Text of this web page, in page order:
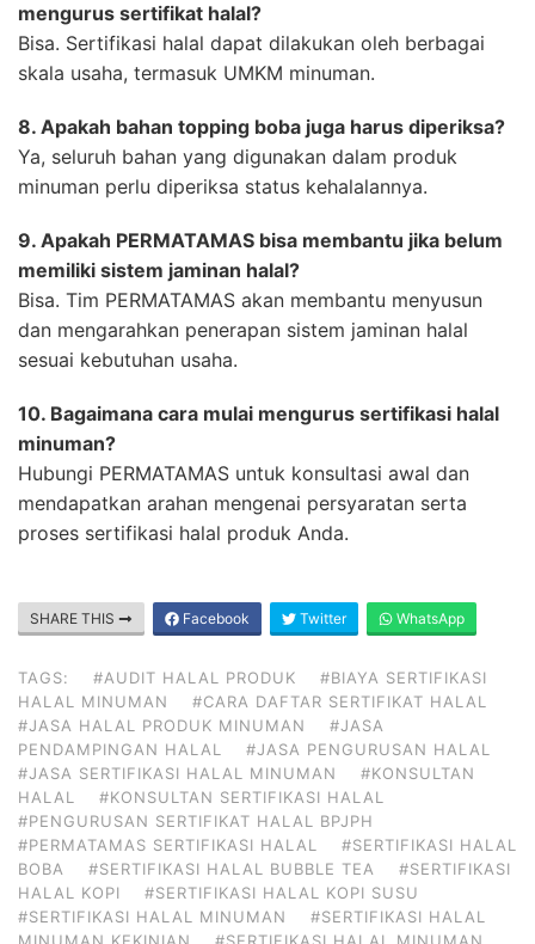
mengurus sertifikat halal?
Bisa. Sertifikasi halal dapat dilakukan oleh berbagai
skala usaha, termasuk UMKM minuman.
8. Apakah bahan topping boba juga harus diperiksa?
Ya, seluruh bahan yang digunakan dalam produk
minuman perlu diperiksa status kehalalannya.
9. Apakah PERMATAMAS bisa membantu jika belum
memiliki sistem jaminan halal?
Bisa. Tim PERMATAMAS akan membantu menyusun
dan mengarahkan penerapan sistem jaminan halal
sesuai kebutuhan usaha.
10. Bagaimana cara mulai mengurus sertifikasi halal
minuman?
Hubungi PERMATAMAS untuk konsultasi awal dan
mendapatkan arahan mengenai persyaratan serta
proses sertifikasi halal produk Anda.
SHARE THIS Facebook Twitter WhatsApp
TAGS: #AUDIT HALAL PRODUK
#BIAYA SERTIFIKASI
HALAL MINUMAN
#CARA DAFTAR SERTIFIKAT HALAL
#JASA HALAL PRODUK MINUMAN
#JASA
PENDAMPINGAN HALAL
#JASA PENGURUSAN HALAL
#JASA SERTIFIKASI HALAL MINUMAN
#KONSULTAN
HALAL
#KONSULTAN SERTIFIKASI HALAL
#PENGURUSAN SERTIFIKAT HALAL BPJPH
#PERMATAMAS SERTIFIKASI HALAL
#SERTIFIKASI HALAL
BOBA
#SERTIFIKASI HALAL BUBBLE TEA
#SERTIFIKASI
HALAL KOPI
#SERTIFIKASI HALAL KOPI SUSU
#SERTIFIKASI HALAL MINUMAN
#SERTIFIKASI HALAL